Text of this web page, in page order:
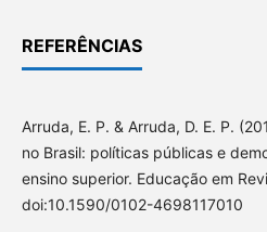
REFERÊNCIAS
Arruda, E. P. & Arruda, D. E. P.
no Brasil: políticas públicas e
ensino superior. Educação em
doi:10.1590/0102-4698117010